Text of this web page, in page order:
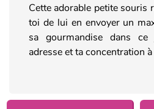
Cette adorable petite souris
toi de lui en envoyer un
sa gourmandise dans
adresse et ta concentration